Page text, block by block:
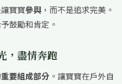
寶寶參與 ，而不是追求完美。
鼓勵和肯定。
，盡情奔跑
要組成部分 。讓寶寶在戶外自